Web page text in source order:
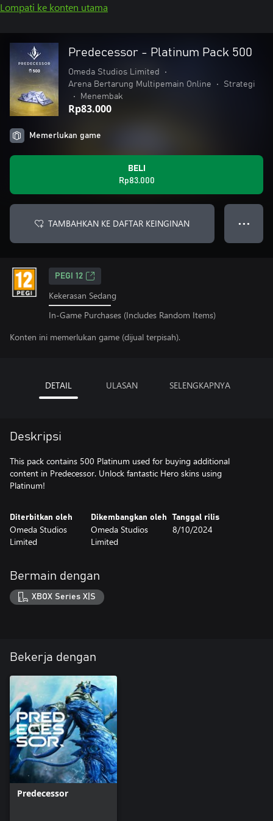
Lompati ke konten utama
Predecessor - Platinum Pack 500
Omeda Studios Limited
•
Arena Bertarung Multipemain Online
•
Strategi
•
Menembak
Rp83.000
Memerlukan game
BELI
Rp83.000
TAMBAHKAN KE DAFTAR KEINGINAN ● ● ●
PEGI 12
Kekerasan Sedang
In-Game Purchases (Includes Random Items)
Konten ini memerlukan game (dijual terpisah).
DETAIL ULASAN SELENGKAPNYA
Deskripsi
This pack contains 500 Platinum used for buying additional
content in Predecessor. Unlock fantastic Hero skins using
Platinum!
Diterbitkan oleh
Omeda Studios
Limited
Dikembangkan oleh
Omeda Studios
Limited
Tanggal rilis
8/10/2024
Bermain dengan
XBOX Series X|S
Bekerja dengan
Predecessor